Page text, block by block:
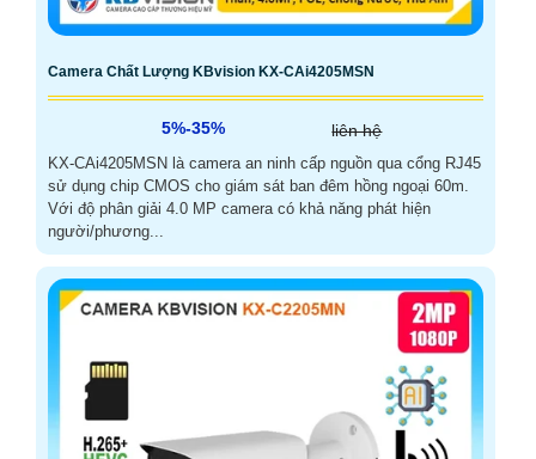
Camera Chất Lượng KBvision KX-CAi4205MSN
5%-35% liên hệ
KX-CAi4205MSN là camera an ninh cấp nguồn qua cổng RJ45
sử dụng chip CMOS cho giám sát ban đêm hồng ngoại 60m.
Với độ phân giải 4.0 MP camera có khả năng phát hiện
người/phương...